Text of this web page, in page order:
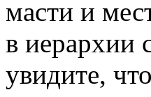
масти и
в иерархии
увидите,